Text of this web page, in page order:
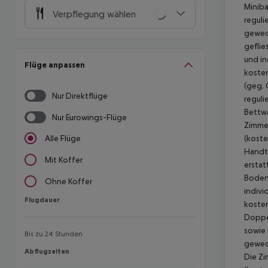
Verpflegung wählen
Flüge anpassen
Nur Direktflüge
Nur Eurowings-Flüge
Alle Flüge
Mit Koffer
Ohne Koffer
Flugdauer
Flugdauer
Bis zu 24 Stunden
Abflugzeiten
Abflugzeiten
und
(geg.
sowie
Die